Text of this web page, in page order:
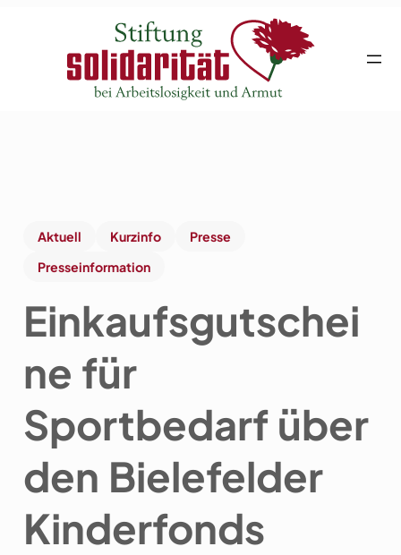
Aktuell Kurzinfo
Presse
Presseinformation
Einkaufsgutschei
ne für
Sportbedarf über
den Bielefelder
Kinderfonds